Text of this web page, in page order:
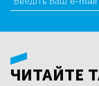
ЧИТАЙТЕ